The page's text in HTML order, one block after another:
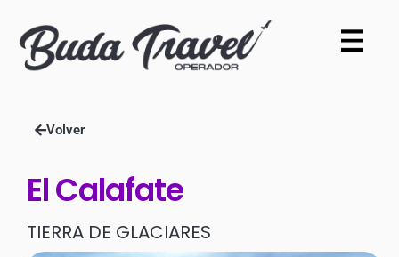
Volver
El Calafate
TIERRA DE GLACIARES